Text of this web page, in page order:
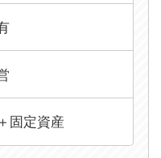
固定資産